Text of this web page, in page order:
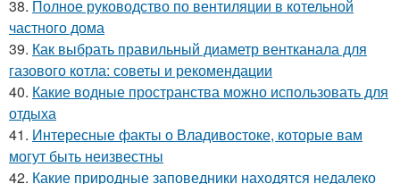
38. Полное руководство по вентиляции в котельной
частного дома
39. Как выбрать правильный диаметр вентканала для
газового котла: советы и рекомендации
40. Какие водные пространства можно использовать для
отдыха
41. Интересные факты о Владивостоке, которые вам
могут быть неизвестны
42. Какие природные заповедники находятся недалеко